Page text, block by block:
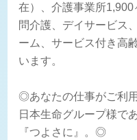
在）、介護事業所
問介護、デイサービス
ーム、サービス付き高
います。
◎あなたの仕事がご利
日本生命グループ様で
『つよさに』。◎